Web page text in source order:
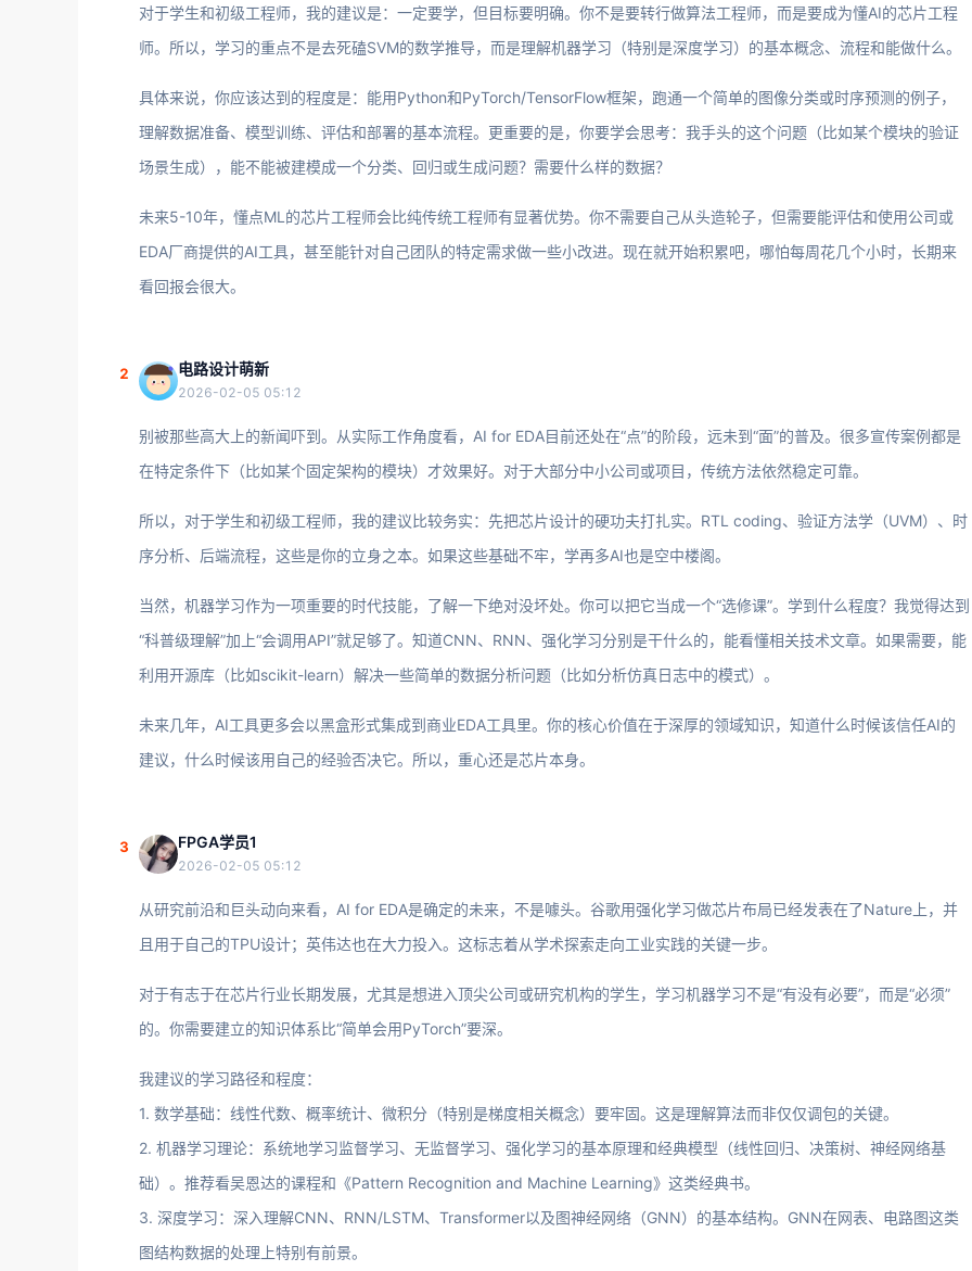
对于学生和初级工程师，我的建议是：一定要学，但目标要明确。你不是要转行做算法工程师，而是要成为懂AI的芯片工程
师。所以，学习的重点不是去死磕SVM的数学推导，而是理解机器学习（特别是深度学习）的基本概念、流程和能做什么。
具体来说，你应该达到的程度是：能用Python和PyTorch/TensorFlow框架，跑通一个简单的图像分类或时序预测的例子，
理解数据准备、模型训练、评估和部署的基本流程。更重要的是，你要学会思考：我手头的这个问题（比如某个模块的验证
场景生成），能不能被建模成一个分类、回归或生成问题？需要什么样的数据？
未来5-10年，懂点ML的芯片工程师会比纯传统工程师有显著优势。你不需要自己从头造轮子，但需要能评估和使用公司或
EDA厂商提供的AI工具，甚至能针对自己团队的特定需求做一些小改进。现在就开始积累吧，哪怕每周花几个小时，长期来
看回报会很大。
2 电路设计萌新
2026-02-05 05:12
别被那些高大上的新闻吓到。从实际工作角度看，AI for EDA目前还处在“点”的阶段，远未到“面”的普及。很多宣传案例都是
在特定条件下（比如某个固定架构的模块）才效果好。对于大部分中小公司或项目，传统方法依然稳定可靠。
所以，对于学生和初级工程师，我的建议比较务实：先把芯片设计的硬功夫打扎实。RTL coding、验证方法学（UVM）、时
序分析、后端流程，这些是你的立身之本。如果这些基础不牢，学再多AI也是空中楼阁。
当然，机器学习作为一项重要的时代技能，了解一下绝对没坏处。你可以把它当成一个“选修课”。学到什么程度？我觉得达到
“科普级理解”加上“会调用API”就足够了。知道CNN、RNN、强化学习分别是干什么的，能看懂相关技术文章。如果需要，能
利用开源库（比如scikit-learn）解决一些简单的数据分析问题（比如分析仿真日志中的模式）。
未来几年，AI工具更多会以黑盒形式集成到商业EDA工具里。你的核心价值在于深厚的领域知识，知道什么时候该信任AI的
建议，什么时候该用自己的经验否决它。所以，重心还是芯片本身。
3 FPGA学员1
2026-02-05 05:12
从研究前沿和巨头动向来看，AI for EDA是确定的未来，不是噱头。谷歌用强化学习做芯片布局已经发表在了Nature上，并
且用于自己的TPU设计；英伟达也在大力投入。这标志着从学术探索走向工业实践的关键一步。
对于有志于在芯片行业长期发展，尤其是想进入顶尖公司或研究机构的学生，学习机器学习不是“有没有必要”，而是“必须”
的。你需要建立的知识体系比“简单会用PyTorch”要深。
我建议的学习路径和程度：
1. 数学基础：线性代数、概率统计、微积分（特别是梯度相关概念）要牢固。这是理解算法而非仅仅调包的关键。
2. 机器学习理论：系统地学习监督学习、无监督学习、强化学习的基本原理和经典模型（线性回归、决策树、神经网络基
础）。推荐看吴恩达的课程和《Pattern Recognition and Machine Learning》这类经典书。
3. 深度学习：深入理解CNN、RNN/LSTM、Transformer以及图神经网络（GNN）的基本结构。GNN在网表、电路图这类
图结构数据的处理上特别有前景。